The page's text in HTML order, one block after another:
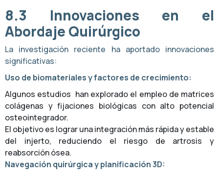
8.3 Innovaciones en el
Abordaje Quirúrgico
La investigación reciente ha aportado innovaciones
significativas:
Uso de biomateriales y factores de crecimiento:
Algunos estudios han explorado el empleo de matrices
colágenas y fijaciones biológicas con alto potencial
osteointegrador.
El objetivo es lograr una integración más rápida y estable
del injerto, reduciendo el riesgo de artrosis y
reabsorción ósea.
Navegación quirúrgica y planificación 3D: